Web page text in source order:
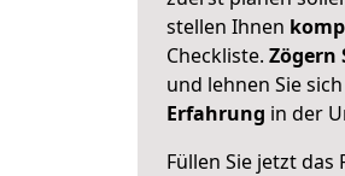
stellen Ihnen
Checkliste. Zögern
und lehnen Sie
Erfahrung in der
Füllen Sie jetzt